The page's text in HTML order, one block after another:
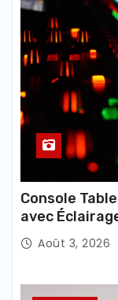
Console
avec
Août 3, 2026